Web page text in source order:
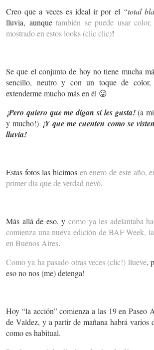
Creo que a veces es ideal ir por el “total
lluvia, aunque también se puede usar
mostrado en estos looks (clic clic)!
Se que el conjunto de hoy no tiene mucha
sencillo, neutro y con un toque de
extenderme mucho más en él 😛
¡Pero quiero que me digan si les gusta!(a mi
y mucho!) ¡Y que me cuenten como se
lluvia!
Estas fotos las hicimos en enero de este año,
primer día que de verdad nevó.
Más allá de eso, y como ya les adelantaba
comienza una nueva edición de BAF Week,
en Buenos Aires.
Como ya ha pasado otras veces (clic!) llueve,
eso no nos (me) detenga!
Hoy “la acción” comienza a las 19 en Paseo
de Valdez, y a partir de mañana habrá varios
como es habitual.